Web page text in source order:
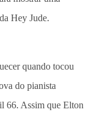
Hey Jude.
quando tocou
do pianista
66. Assim que Elton